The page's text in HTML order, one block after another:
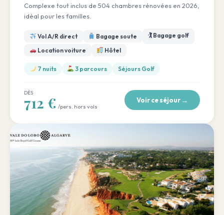
Complexe tout inclus de 504 chambres rénovées en 2026,
idéal pour les familles.
Vol A/R direct Bagage soute
🏌️ Bagage golf
Location voiture
Hôtel
7 nuits 3 parcours Séjours Golf
DÈS
712 € /pers. hors vols
Voir ce séjour →